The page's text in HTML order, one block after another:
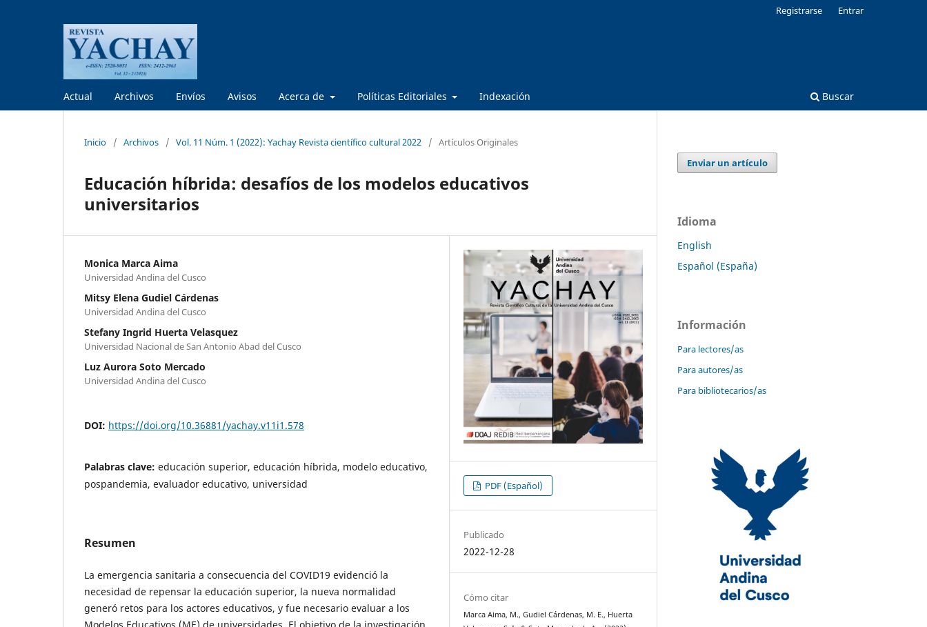
Actual Archivos Envíos Avisos Acerca de Políticas Editoriales Indexación Buscar
Registrarse Entrar
Inicio / Archivos / Vol. 11 Núm. 1 (2022): Yachay Revista científico cultural 2022 / Artículos Originales
Educación híbrida: desafíos de los modelos educativos
universitarios
Monica Marca Aima
Universidad Andina del Cusco
Mitsy Elena Gudiel Cárdenas
Universidad Andina del Cusco
Stefany Ingrid Huerta Velasquez
Universidad Nacional de San Antonio Abad del Cusco
Luz Aurora Soto Mercado
Universidad Andina del Cusco
DOI: https://doi.org/10.36881/yachay.v11i1.578
Palabras clave: educación superior, educación híbrida, modelo educativo,
pospandemia, evaluador educativo, universidad
Resumen
La emergencia sanitaria a consecuencia del COVID19 evidenció la
necesidad de repensar la educación superior, la nueva normalidad
generó retos para los actores educativos, y fue necesario evaluar a los
PDF (Español)
Publicado
2022-12-28
Cómo citar
Marca Aima, M., Gudiel Cárdenas, M. E., Huerta
Enviar un artículo
Idioma
English
Español (España)
Información
Para lectores/as
Para autores/as
Para bibliotecarios/as